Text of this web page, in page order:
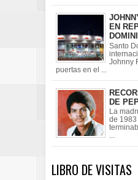
EN
Santo
Johnny
puertas en el ...
DE
La
de 1983
...
LIBRO DE VISITAS